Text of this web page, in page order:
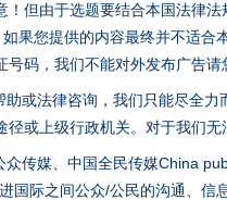
！但由于选题要结合本国法律
如果您提供的内容最终并不适
号码，我们不能对外发布广告
助或法律咨询，我们只能尽全
径或上级行政机关。对于我们
众传媒、中国全民传媒China
国际之间公众/公民的沟通、
词
魏